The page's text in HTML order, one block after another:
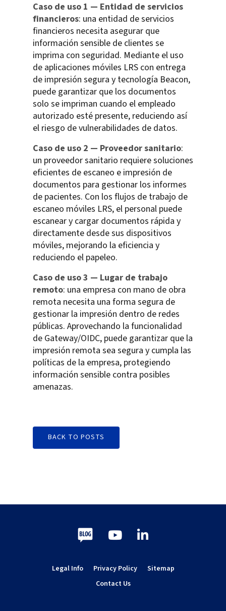
Caso de uso 1 — Entidad de servicios
financieros: una entidad de servicios
financieros necesita asegurar que
información sensible de clientes se
imprima con seguridad. Mediante el uso
de aplicaciones móviles LRS con entrega
de impresión segura y tecnología Beacon,
puede garantizar que los documentos
solo se impriman cuando el empleado
autorizado esté presente, reduciendo así
el riesgo de vulnerabilidades de datos.
Caso de uso 2 — Proveedor sanitario:
un proveedor sanitario requiere soluciones
eficientes de escaneo e impresión de
documentos para gestionar los informes
de pacientes. Con los flujos de trabajo de
escaneo móviles LRS, el personal puede
escanear y cargar documentos rápida y
directamente desde sus dispositivos
móviles, mejorando la eficiencia y
reduciendo el papeleo.
Caso de uso 3 — Lugar de trabajo
remoto: una empresa con mano de obra
remota necesita una forma segura de
gestionar la impresión dentro de redes
públicas. Aprovechando la funcionalidad
de Gateway/OIDC, puede garantizar que la
impresión remota sea segura y cumpla las
políticas de la empresa, protegiendo
información sensible contra posibles
amenazas.
BACK TO POSTS
Blog Youtube
LinkedIn
Legal Info Privacy Policy
Sitemap
Contact Us